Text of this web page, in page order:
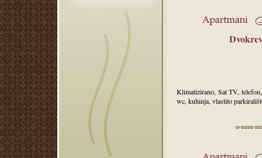
Klimatizirano, Sat TV,
wc, kuhinja, vlastito